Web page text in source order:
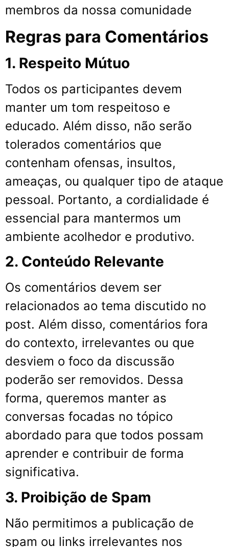
membros da nossa comunidade
Regras para Comentários
1. Respeito Mútuo
Todos os participantes devem
manter um tom respeitoso e
educado. Além disso, não serão
tolerados comentários que
contenham ofensas, insultos,
ameaças, ou qualquer tipo de ataque
pessoal. Portanto, a cordialidade é
essencial para mantermos um
ambiente acolhedor e produtivo.
2. Conteúdo Relevante
Os comentários devem ser
relacionados ao tema discutido no
post. Além disso, comentários fora
do contexto, irrelevantes ou que
desviem o foco da discussão
poderão ser removidos. Dessa
forma, queremos manter as
conversas focadas no tópico
abordado para que todos possam
aprender e contribuir de forma
significativa.
3. Proibição de Spam
Não permitimos a publicação de
spam ou links irrelevantes nos